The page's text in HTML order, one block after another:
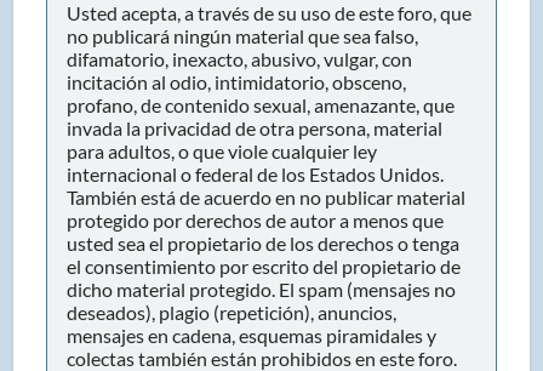
Usted acepta, a través de su uso de este foro, que
no publicará ningún material que sea falso,
difamatorio, inexacto, abusivo, vulgar, con
incitación al odio, intimidatorio, obsceno,
profano, de contenido sexual, amenazante, que
invada la privacidad de otra persona, material
para adultos, o que viole cualquier ley
internacional o federal de los Estados Unidos.
También está de acuerdo en no publicar material
protegido por derechos de autor a menos que
usted sea el propietario de los derechos o tenga
el consentimiento por escrito del propietario de
dicho material protegido. El spam (mensajes no
deseados), plagio (repetición), anuncios,
mensajes en cadena, esquemas piramidales y
colectas también están prohibidos en este foro.